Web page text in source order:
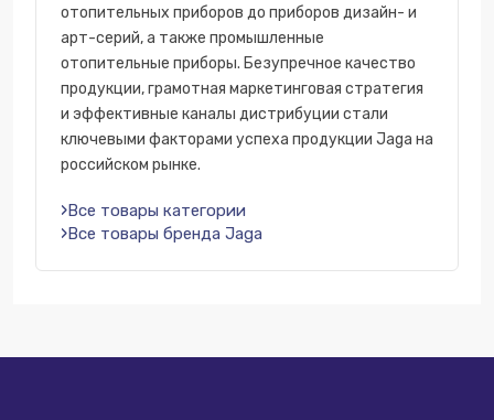
отопительных приборов до приборов дизайн- и
арт-серий, а также промышленные
отопительные приборы. Безупречное качество
продукции, грамотная маркетинговая стратегия
и эффективные каналы дистрибуции стали
ключевыми факторами успеха продукции Jaga на
российском рынке.
Все товары категории
Все товары бренда Jaga